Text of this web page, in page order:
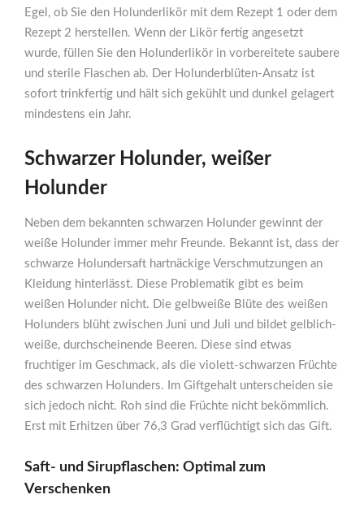
Egel, ob Sie den Holunderlikör mit dem Rezept 1 oder dem
Rezept 2 herstellen. Wenn der Likör fertig angesetzt
wurde, füllen Sie den Holunderlikör in vorbereitete saubere
und sterile Flaschen ab. Der Holunderblüten-Ansatz ist
sofort trinkfertig und hält sich gekühlt und dunkel gelagert
mindestens ein Jahr.
Schwarzer Holunder, weißer
Holunder
Neben dem bekannten schwarzen Holunder gewinnt der
weiße Holunder immer mehr Freunde. Bekannt ist, dass der
schwarze Holundersaft hartnäckige Verschmutzungen an
Kleidung hinterlässt. Diese Problematik gibt es beim
weißen Holunder nicht. Die gelbweiße Blüte des weißen
Holunders blüht zwischen Juni und Juli und bildet gelblich-
weiße, durchscheinende Beeren. Diese sind etwas
fruchtiger im Geschmack, als die violett-schwarzen Früchte
des schwarzen Holunders. Im Giftgehalt unterscheiden sie
sich jedoch nicht. Roh sind die Früchte nicht bekömmlich.
Erst mit Erhitzen über 76,3 Grad verflüchtigt sich das Gift.
Saft- und Sirupflaschen: Optimal zum
Verschenken